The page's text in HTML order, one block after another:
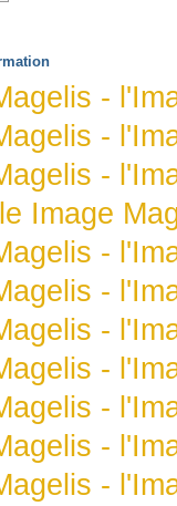
-
-
-
Image
-
-
-
-
-
-
-